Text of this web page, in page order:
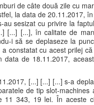
de câte două zile cu
la data de 20.11.2017,
au sesizat cu privire la
[...] [...], în calitate de
i să se deplaseze la
constatat cu acest prilej
data de 18.11.2017,
[...] [...] [...] s-a
de tip slot-
343, 19 lei. În aceste